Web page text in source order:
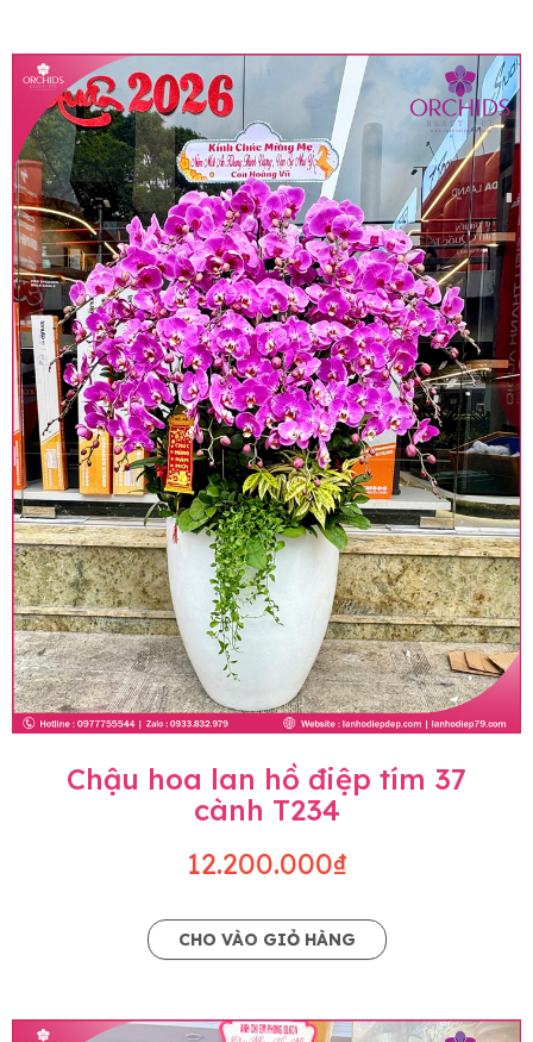
Chậu hoa lan hồ điệp tím 37
cành T234
12.200.000₫
CHO VÀO GIỎ HÀNG